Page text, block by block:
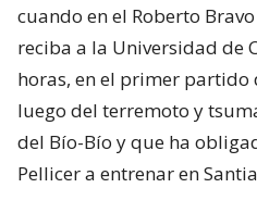
cuando en el Roberto
reciba a la Universidad de
horas, en el primer partido
luego del terremoto y
del Bío-Bío y que ha
Pellicer a entrenar en